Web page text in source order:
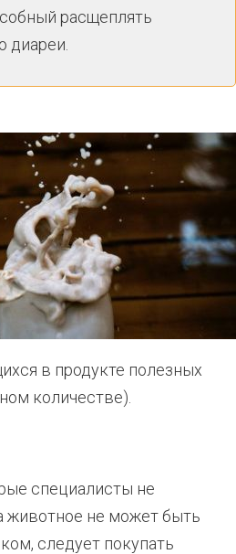
расщеплять
диареи.
в продукте полезных
количестве).
специалисты не
животное не может быть
следует покупать